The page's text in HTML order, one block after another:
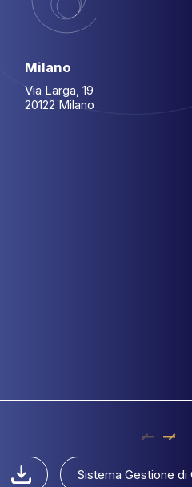
Milano
Via Larga, 19
20122 Milano
Sistema Gestione di